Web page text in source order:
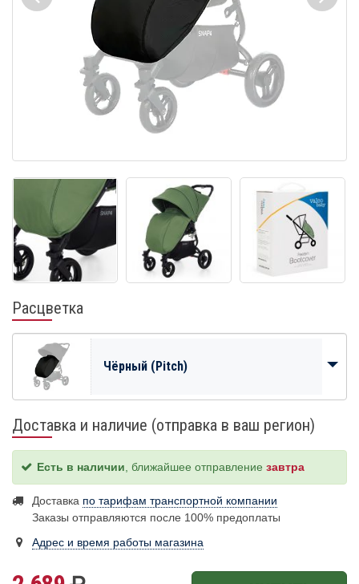
Расцветка
Чёрный (Pitch)
Доставка и наличие (отправка в ваш регион)
Есть в наличии , ближайшее отправление завтра
Доставка по тарифам транспортной компании
Заказы отправляются после 100% предоплаты
Адрес и время работы магазина